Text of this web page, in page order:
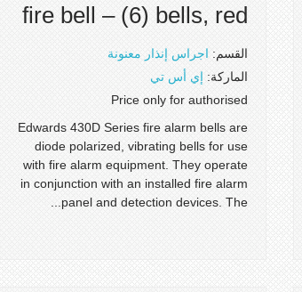
fire bell – (6) bells, red
القسم: اجراس إنذار معنونة
الماركة: إي أس تي
Price only for authorised
Edwards 430D Series fire alarm bells are
diode polarized, vibrating bells for use
with fire alarm equipment. They operate
in conjunction with an installed fire alarm
panel and detection devices. The...